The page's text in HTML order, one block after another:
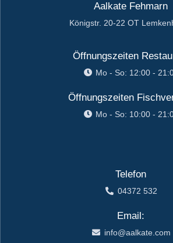
Aalkate Fehmarn
Königstr. 20-22 OT
Öffnungszeiten
Mo - So: 12:00 -
Öffnungszeiten
Mo - So: 10:00 -
Telefon
04372 532
Email:
info@aalkate.com